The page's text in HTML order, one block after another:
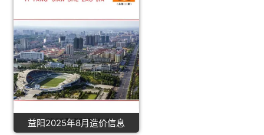
益阳2025年8月造价信息